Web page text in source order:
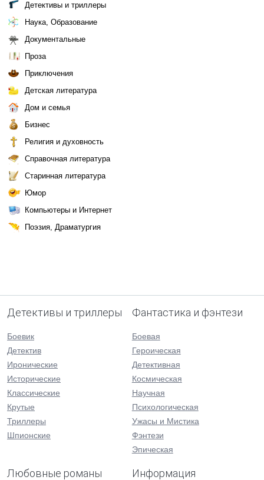
Детективы и триллеры
Наука, Образование
Документальные
Проза
Приключения
Детская литература
Дом и семья
Бизнес
Религия и духовность
Справочная литература
Старинная литература
Юмор
Компьютеры и Интернет
Поэзия, Драматургия
Детективы и триллеры
Боевик
Детектив
Иронические
Исторические
Классические
Крутые
Триллеры
Шпионские
Фантастика и фэнтези
Боевая
Героическая
Детективная
Космическая
Научная
Психологическая
Ужасы и Мистика
Фэнтези
Эпическая
Любовные романы Информация